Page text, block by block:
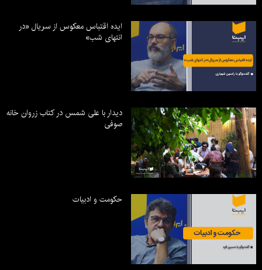
ایده اقتباس معکوس از سریال «در
انتهای شب»
دیدار با علی شمس در کتاب زروان خانه
صوفی
حکومت و ادبیات